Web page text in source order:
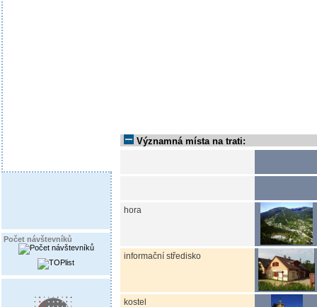
Počet návštevníků
Významná místa na trati:
hora
informační středisko
kostel